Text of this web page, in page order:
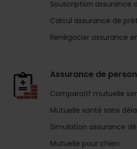
Souscription assurance
Calcul assurance de
Renégocier assurance
Assurance de
Comparatif mutuelle
Mutuelle santé sans
Simulation assurance
Mutuelle pour chien